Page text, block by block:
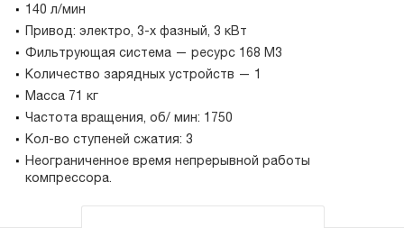
140 л/мин
Привод: электро, 3-х фазный, 3 кВт
Фильтрующая система — ресурс 168 М3
Количество зарядных устройств — 1
Масса 71 кг
Частота вращения, об/ мин: 1750
Кол-во ступеней сжатия: 3
Неограниченное время непрерывной работы
компрессора.